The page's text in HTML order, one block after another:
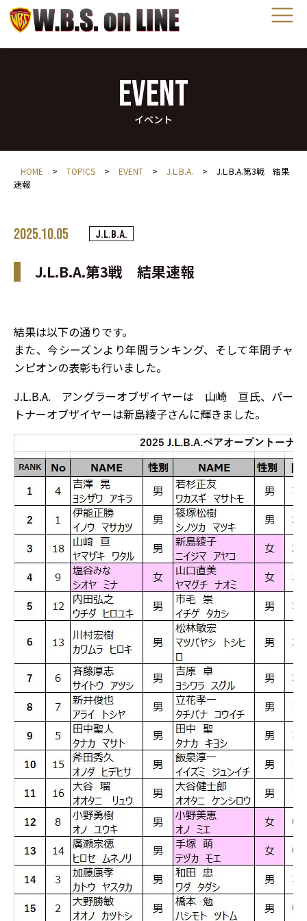
EVENT
イベント
HOME > TOPICS > EVENT > J.L.B.A. >
J.L.B.A.第3戦 結果
速報
2025.10.05 J.L.B.A.
J.L.B.A.第3戦 結果速報
結果は以下の通りです。
また、今シーズンより年間ランキング、そして年間チャ
ンピオンの表彰も行いました。
J.L.B.A. アングラーオブザイヤーは 山崎 亘氏、パー
トナーオブザイヤーは新島綾子さんに輝きました。